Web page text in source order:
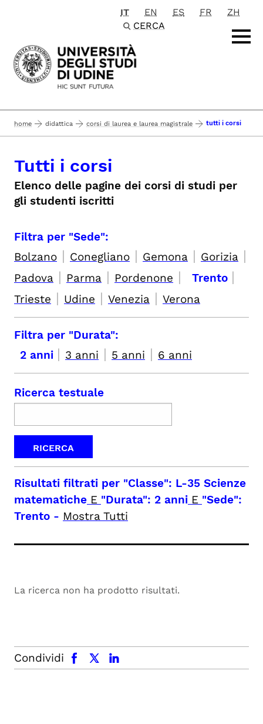
Passa al contenuto principale
IT EN ES FR
ZH
CERCA
home didattica corsi di laurea e laurea magistrale tutti i corsi
Tutti i corsi
Elenco delle pagine dei corsi di studi per
gli studenti iscritti
Filtra per "Sede":
Bolzano | Conegliano | Gemona | Gorizia |
Padova | Parma | Pordenone | Trento |
Trieste | Udine | Venezia | Verona
Filtra per "Durata":
2 anni | 3 anni | 5 anni | 6 anni
Ricerca testuale
Risultati filtrati per "Classe": L-35 Scienze
matematiche E "Durata": 2 anni E "Sede":
Trento - Mostra Tutti
La ricerca non ha prodotto risultati.
Condividi
facebook x.com linkedin